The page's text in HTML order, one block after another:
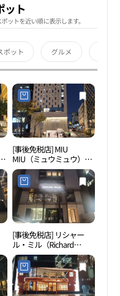
ット
ットを近い順に表示します。
ポット グルメ
[事後免税店] MIU
MIU（ミュウミュウ）・
チョンダム（清潭）店
(미우미우 청담점)
[事後免税店] リシャー
ル・ミル（Richard
Mille）(리차드 밀)